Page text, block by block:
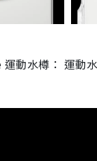
動水樽： 運動